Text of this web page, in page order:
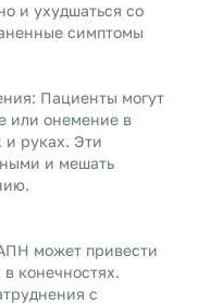
и ухудшаться со
симптомы
Пациенты могут
или онемение в
и руках. Эти
и мешать
может привести
конечностях.
с